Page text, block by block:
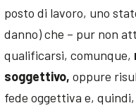
posto di lavoro, uno
danno) che – pur non
qualificarsi, comunque,
soggettivo, oppure
fede oggettiva e,